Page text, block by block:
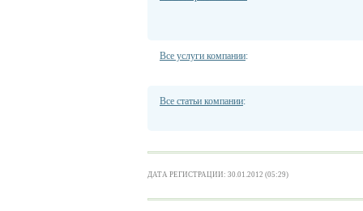
Все услуги компании:
Все статьи компании:
ДАТА РЕГИСТРАЦИИ: 30.01.2012 (05:29)